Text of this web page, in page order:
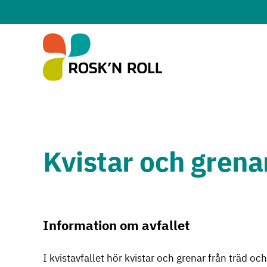
Kvistar och
Information om avfallet
I kvistavfallet hör kvistar och grenar från träd